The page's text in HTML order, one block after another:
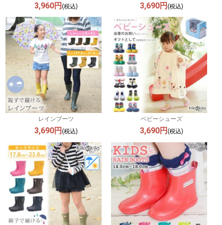
3,960円(税込) 3,690円 (税込)
レインブーツ
3,690円(税込)
ベビーシューズ
3,690円 (税込)